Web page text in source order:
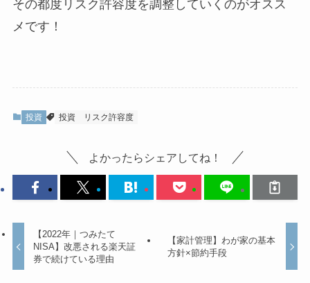
その都度リスク許容度を調整していくのがオスス
メです！
投資 投資 リスク許容度
よかったらシェアしてね！
【2022年｜つみたて
NISA】改悪される楽天証
券で続けている理由
【家計管理】わが家の基本
方針×節約手段